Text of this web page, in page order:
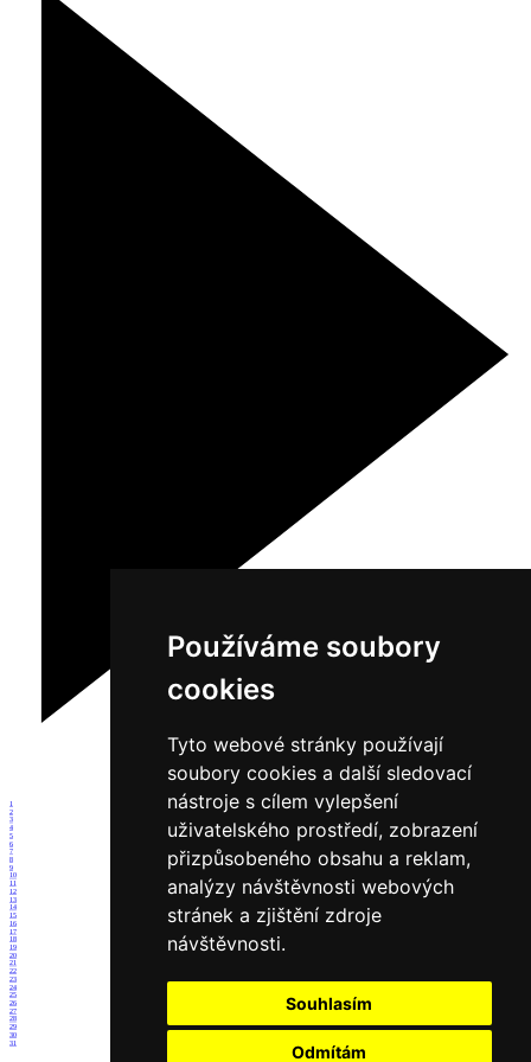
Používáme soubory
cookies
Tyto webové stránky používají
soubory cookies a další sledovací
nástroje s cílem vylepšení
uživatelského prostředí, zobrazení
přizpůsobeného obsahu a reklam,
analýzy návštěvnosti webových
stránek a zjištění zdroje
návštěvnosti.
Souhlasím
Odmítám
1
2
3
4
5
6
7
8
9
10
11
12
13
14
15
16
17
18
19
20
21
22
23
24
25
26
27
28
29
30
31